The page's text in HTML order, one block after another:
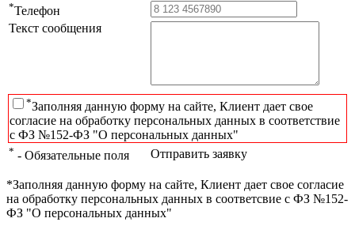
*Телефон
Текст сообщения
*Заполняя данную форму на сайте, Клиент дает свое
согласие на обработку персональных данных в соответствие
с ФЗ №152-ФЗ "О персональных данных"
* - Обязательные поля Отправить заявку
*Заполняя данную форму на сайте, Клиент дает свое согласие
на обработку персональных данных в соответсвие с ФЗ №152-
ФЗ "О персональных данных"